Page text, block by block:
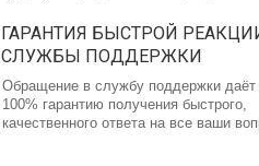
ГАРАНТИЯ БЫСТРОЙ
СЛУЖБЫ ПОДДЕРЖКИ
Обращение в службу поддержки
100% гарантию получения быстрого,
качественного ответа на все ваши